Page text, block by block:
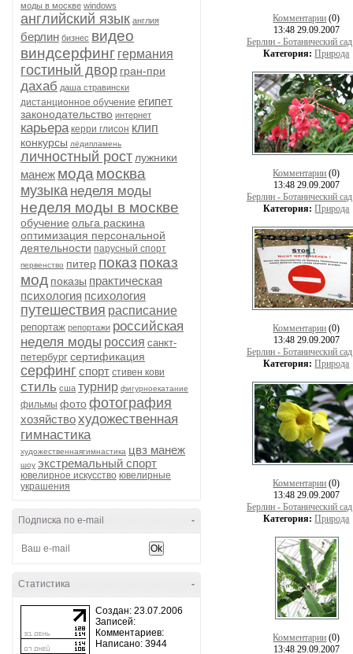
моды в москве windows
английский язык англия
берлин бизнес видео
виндсерфинг германия
гостиный двор гран-при
дахаб даша стравински
дистанционное обучение египет
законодательство интернет
карьера керри глисон клип
конкурсы лёдипламень
личностный рост лужники
манеж мода москва
музыка неделя моды
неделя моды в москве
обучение ольга раскина
оптимизация персональной
деятельности парусный спорт
первенство питер показ показ
мод показы практическая
психология психология
путешествия расписание
репортаж репортажи российская
неделя моды россия санкт-
петербург сертификация
серфинг спорт стивен кови
стиль сша турнир фигурноекатание
фильмы фотофотография
хозяйствохудожественная
гимнастика
художественнаягимнастика цвз манеж
шоу экстремальный спорт
ювелирное искусство ювелирные
украшения
-
Подписка по e-mail
-
Статистика
Создан: 23.07.2006
Записей:
Комментариев:
Написано: 3944
Комментарии (0)
13:48 29.09.2007
Берлин - Ботанический
Категория: Природа
Комментарии (0)
13:48 29.09.2007
Берлин - Ботанический
Категория: Природа
Комментарии (0)
13:48 29.09.2007
Берлин - Ботанический
Категория: Природа
Комментарии (0)
13:48 29.09.2007
Берлин - Ботанический
Категория: Природа
Комментарии (0)
13:48 29.09.2007